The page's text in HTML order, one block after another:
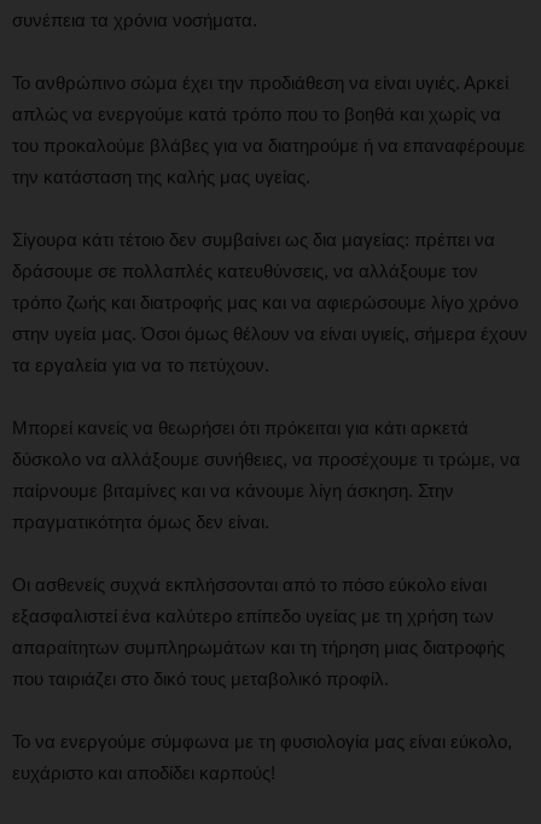
συνέπεια τα χρόνια νοσήματα.
Το ανθρώπινο σώμα έχει την προδιάθεση να είναι υγιές. Αρκεί
απλώς να ενεργούμε κατά τρόπο που το βοηθά και χωρίς να
του προκαλούμε βλάβες για να διατηρούμε ή να επαναφέρουμε
την κατάσταση της καλής μας υγείας.
Σίγουρα κάτι τέτοιο δεν συμβαίνει ως δια μαγείας: πρέπει να
δράσουμε σε πολλαπλές κατευθύνσεις, να αλλάξουμε τον
τρόπο ζωής και διατροφής μας και να αφιερώσουμε λίγο χρόνο
στην υγεία μας. Όσοι όμως θέλουν να είναι υγιείς, σήμερα έχουν
τα εργαλεία για να το πετύχουν.
Μπορεί κανείς να θεωρήσει ότι πρόκειται για κάτι αρκετά
δύσκολο να αλλάξουμε συνήθειες, να προσέχουμε τι τρώμε, να
παίρνουμε βιταμίνες και να κάνουμε λίγη άσκηση. Στην
πραγματικότητα όμως δεν είναι.
Οι ασθενείς συχνά εκπλήσσονται από το πόσο εύκολο είναι
εξασφαλιστεί ένα καλύτερο επίπεδο υγείας με τη χρήση των
απαραίτητων συμπληρωμάτων και τη τήρηση μιας διατροφής
που ταιριάζει στο δικό τους μεταβολικό προφίλ.
Το να ενεργούμε σύμφωνα με τη φυσιολογία μας είναι εύκολο,
ευχάριστο και αποδίδει καρπούς!